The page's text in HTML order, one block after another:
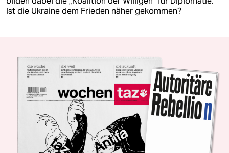
Ist die Ukraine dem Frieden näher gekommen?